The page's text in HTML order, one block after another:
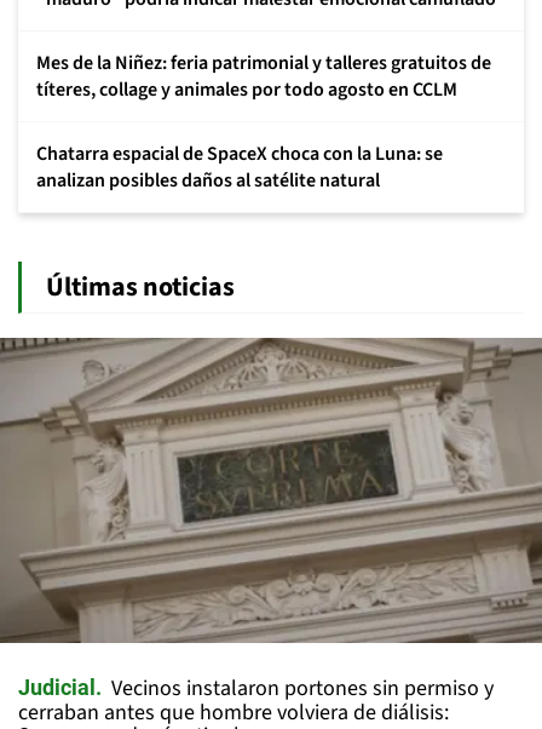
Mes de la Niñez: feria patrimonial y talleres gratuitos de
títeres, collage y animales por todo agosto en CCLM
Chatarra espacial de SpaceX choca con la Luna: se
analizan posibles daños al satélite natural
Últimas noticias
Judicial
Vecinos instalaron portones sin permiso y
cerraban antes que hombre volviera de diálisis: